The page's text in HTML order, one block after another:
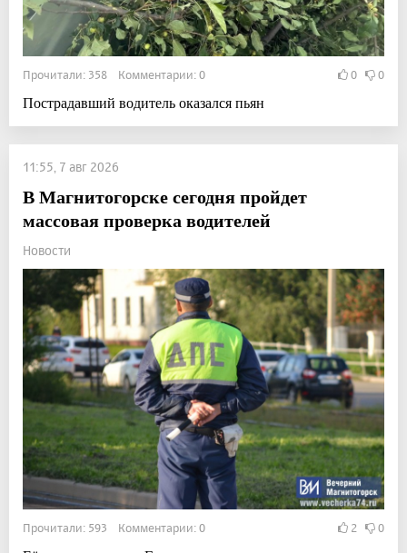
Прочитали: 358 Комментарии: 0 0 0
Пострадавший водитель оказался пьян
11:55, 7 авг 2026
В Магнитогорске сегодня пройдет
массовая проверка водителей
Новости
Прочитали: 593 Комментарии: 0 2 0